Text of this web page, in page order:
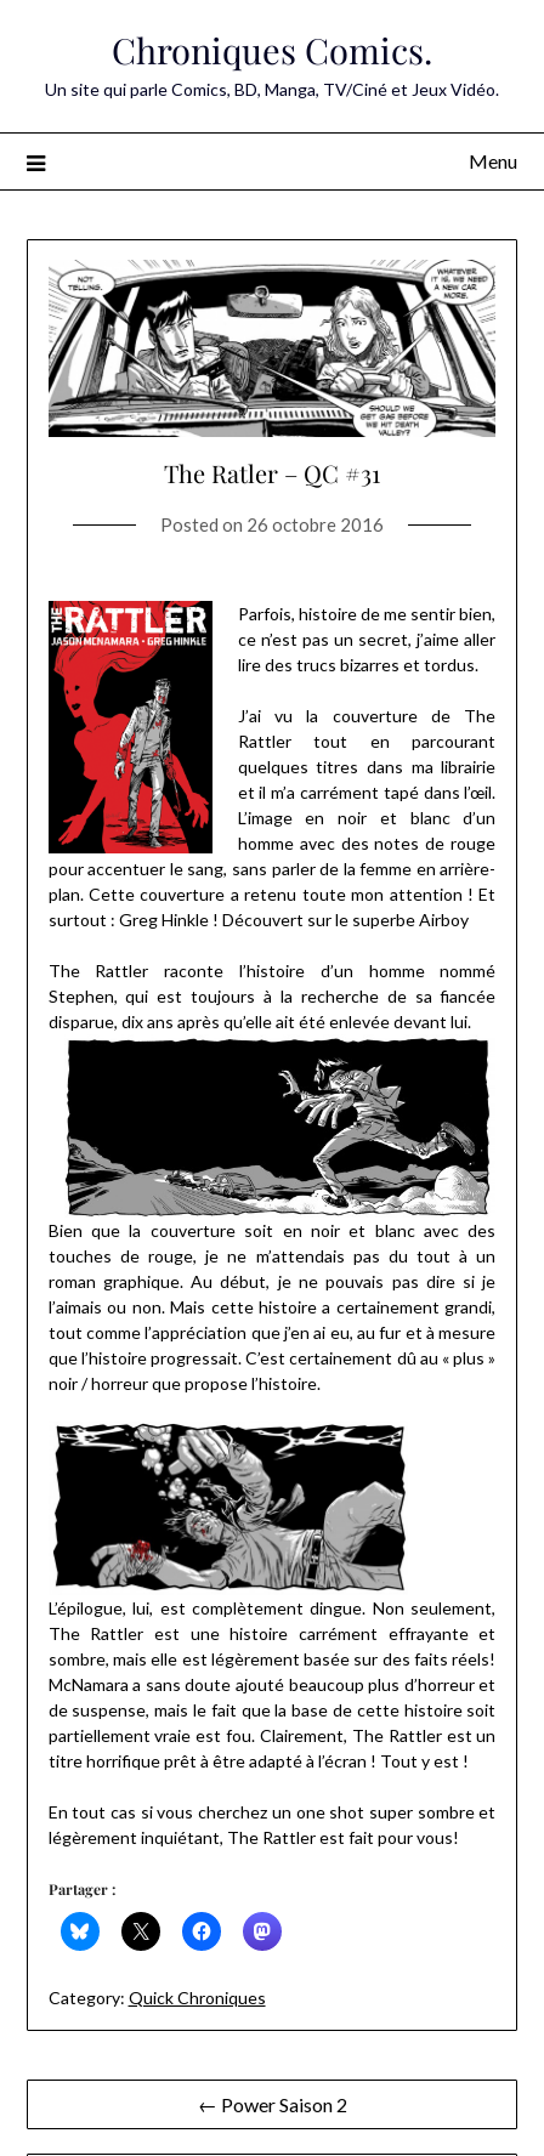
Chroniques Comics.
Un site qui parle Comics, BD, Manga, TV/Ciné et Jeux Vidéo.
Menu
The Ratler – QC #31
Posted on 26 octobre 2016
Parfois, histoire de me sentir bien,
ce n’est pas un secret, j’aime aller
lire des trucs bizarres et tordus.
J’ai vu la couverture de The
Rattler tout en parcourant
quelques titres dans ma librairie
et il m’a carrément tapé dans l’œil.
L’image en noir et blanc d’un
homme avec des notes de rouge
pour accentuer le sang, sans parler de la femme en arrière-
plan. Cette couverture a retenu toute mon attention ! Et
surtout : Greg Hinkle ! Découvert sur le superbe Airboy
The Rattler raconte l’histoire d’un homme nommé
Stephen, qui est toujours à la recherche de sa fiancée
disparue, dix ans après qu’elle ait été enlevée devant lui.
Bien que la couverture soit en noir et blanc avec des
touches de rouge, je ne m’attendais pas du tout à un
roman graphique. Au début, je ne pouvais pas dire si je
l’aimais ou non. Mais cette histoire a certainement grandi,
tout comme l’appréciation que j’en ai eu, au fur et à mesure
que l’histoire progressait. C’est certainement dû au « plus »
noir / horreur que propose l’histoire.
L’épilogue, lui, est complètement dingue. Non seulement,
The Rattler est une histoire carrément effrayante et
sombre, mais elle est légèrement basée sur des faits réels!
McNamara a sans doute ajouté beaucoup plus d’horreur et
de suspense, mais le fait que la base de cette histoire soit
partiellement vraie est fou. Clairement, The Rattler est un
titre horrifique prêt à être adapté à l’écran ! Tout y est !
En tout cas si vous cherchez un one shot super sombre et
légèrement inquiétant, The Rattler est fait pour vous!
Partager :
Category: Quick Chroniques
Navigation
de
← Power Saison 2